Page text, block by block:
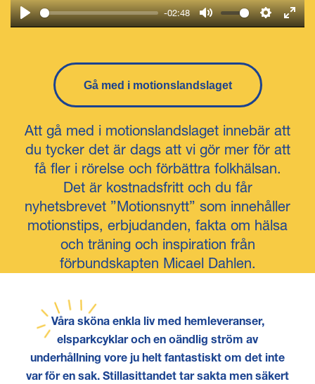
Play
-02:48
Mute Settings
Gå med i motionslandslaget
Att gå med i motionslandslaget innebär att
du tycker det är dags att vi gör mer för att
få fler i rörelse och förbättra folkhälsan.
Det är kostnadsfritt och du får
nyhetsbrevet ”Motionsnytt” som innehåller
motionstips, erbjudanden, fakta om hälsa
och träning och inspiration från
förbundskapten Micael Dahlen.
Våra sköna enkla liv med hemleveranser,
elsparkcyklar och en oändlig ström av
underhållning vore ju helt fantastiskt om det inte
var för en sak. Stillasittandet tar sakta men säkert